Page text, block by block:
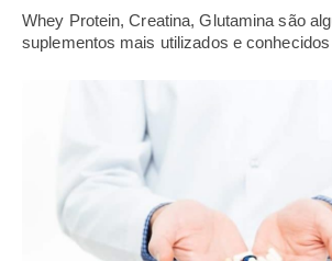
Whey Protein, Creatina, Glutamina são
suplementos mais utilizados e